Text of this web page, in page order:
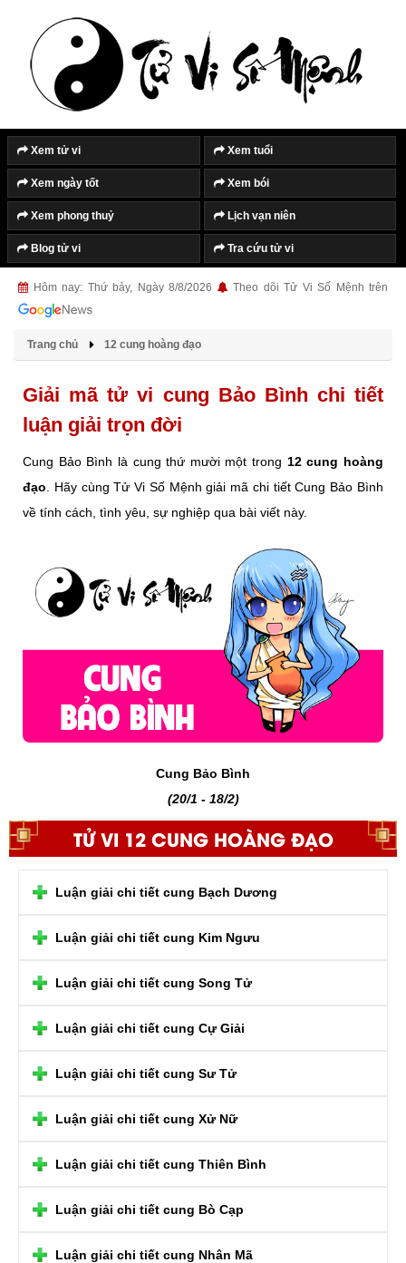
Xem tử vi Xem tuổi
Xem ngày tốt Xem bói
Xem phong thuỷ Lịch vạn niên
Blog tử vi Tra cứu tử vi
Hôm nay: Thứ bảy, Ngày 8/8/2026 Theo dõi Tử Vi Số Mệnh trên
Trang chủ 12 cung hoàng đạo
Giải mã tử vi cung Bảo Bình chi tiết
luận giải trọn đời
Cung Bảo Bình là cung thứ mười một trong 12 cung hoàng
đạo . Hãy cùng Tử Vi Số Mệnh giải mã chi tiết Cung Bảo Bình
về tính cách, tình yêu, sự nghiệp qua bài viết này.
Cung Bảo Bình
(20/1 - 18/2)
TỬ VI 12 CUNG HOÀNG ĐẠO
Luận giải chi tiết cung Bạch Dương
Luận giải chi tiết cung Kim Ngưu
Luận giải chi tiết cung Song Tử
Luận giải chi tiết cung Cự Giải
Luận giải chi tiết cung Sư Tử
Luận giải chi tiết cung Xử Nữ
Luận giải chi tiết cung Thiên Bình
Luận giải chi tiết cung Bò Cạp
Luận giải chi tiết cung Nhân Mã